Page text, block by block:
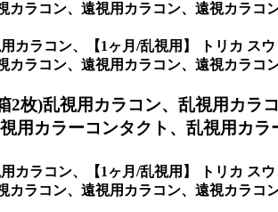
ラコン、遠視用カラコン、遠視カラ
カラコン、
【1ヶ月/乱視用】 トリカ ス
ラコン、遠視用カラコン、遠視カラコ
2枚)乱視用カラコン、 乱視用カラ
用カラーコンタクト、乱視用カ
カラコン、
【1ヶ月/乱視用】 トリカ ス
ラコン、遠視用カラコン、遠視カラ